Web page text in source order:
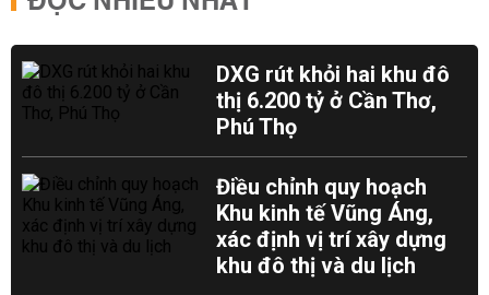
DXG rút khỏi hai khu đô
thị 6.200 tỷ ở Cần Thơ,
Phú Thọ
Điều chỉnh quy hoạch
Khu kinh tế Vũng Áng,
xác định vị trí xây dựng
khu đô thị và du lịch